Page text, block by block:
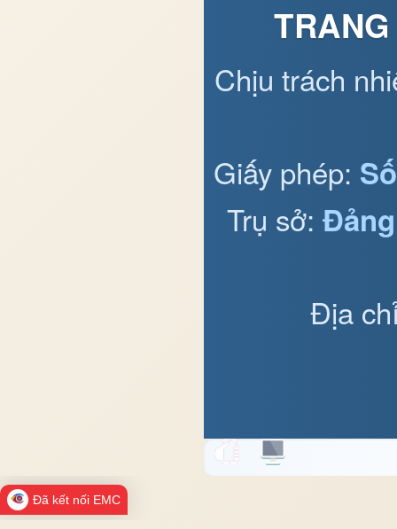
Chịu trách
Giấy phép:
Trụ sở:
Địa
Đã kết nối EMC